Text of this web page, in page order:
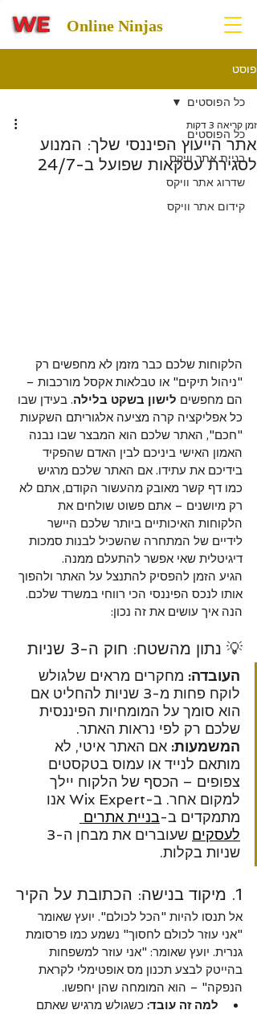
Online Ninjas
פוסט
כל הפוסטים
בניית אתר וויקס
שדרוג אתר וויקס
קידום אתר וויקס
כל הפוסטים
אתר הייעוץ הפיננסי שלך: המנוע
לסגירת עסקאות שפועל ב-24/7
זמן קריאה 3 דקות
הלקוחות שלכם כבר מזמן לא מחפשים רק
"ניהול תיקים" או טבלאות אקסל מורכבות –
הם מחפשים לישון בשקט בלילה. בעידן שבו
כל אפליקציה קרה מציעה אלגוריתם השקעות
"חכם", האתר שלכם הוא המבצר שבו נבנה
האמון האישי ביניכם לבין האדם שהפקיד
בידיכם את עתידו. אם האתר שלכם מרגיש
כמו דף קשר מאובק מהעשור הקודם, אתם לא
רק מיושנים – אתם פשוט שולחים את
הלקוחות האיכותיים ביותר שלכם היישר
לידיים של המתחרה שהשכיל לבנות סמכות
דיגיטלית שאי אפשר להתעלם ממנה.
הגיע הזמן להפסיק להתנצל על האתר ולהפוך
אותו לנכס הפיננסי הכי רווחי במשרד שלכם.
הנה איך עושים את זה נכון:
💡 נתון מהשטח: חוק ה-3 שניות
העובדה: מחקרים מראים שלגולש
לוקח פחות מ-3 שניות להחליט אם
הוא סומך על המומחיות הפיננסית
שלכם רק לפי נראות האתר.
המשמעות: אם האתר איטי, לא
מותאם לנייד או עמוס בטקסטים
צפופים – הכסף של הלקוח יילך
למקום אחר. ב-Wix Expert אנו
מתמקדים ב-בניית אתרים
לעסקים
שניות בקלות.
1. מיקוד בנישה: הכתובת על הקיר
אל תנסו להיות "הכל לכולם". יועץ שאומר
"אני עוזר לכולם לחסוך" נשמע כמו פרסומת
גנרית. יועץ שאומר: "אני עוזר למשפחות
בהייטק לבצע תכנון מס אופטימלי לקראת
הנפקה" – הוא המומחה שהן יחפשו.
למה זה עובד: כשגולש מרגיש שאתם